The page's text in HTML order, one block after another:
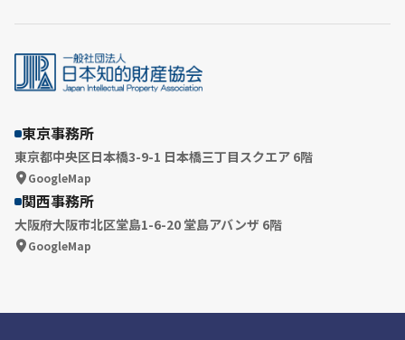
東京事務所
東京都中央区日本橋3-9-1 日本橋三丁目スクエア 6階
GoogleMap
関西事務所
大阪府大阪市北区堂島1-6-20 堂島アバンザ 6階
GoogleMap